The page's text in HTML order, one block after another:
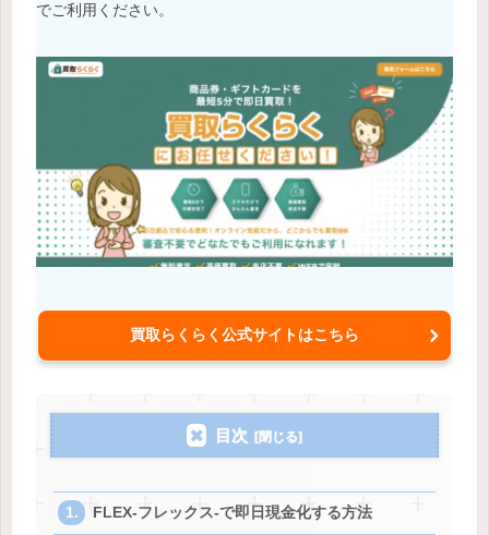
でご利用ください。
買取らくらく公式サイトはこちら
目次
FLEX-フレックス-で即日現金化する方法